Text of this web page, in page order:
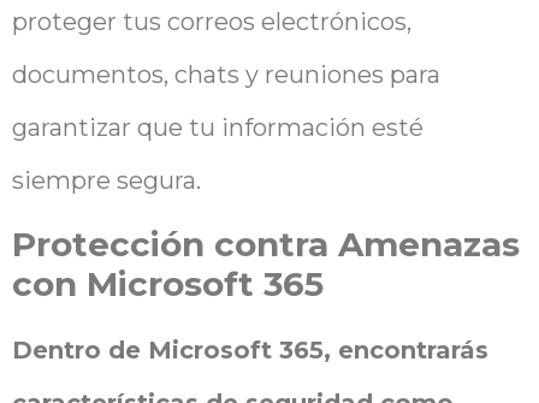
proteger tus correos electrónicos,
documentos, chats y reuniones para
garantizar que tu información esté
siempre segura.
Protección contra Amenazas
con Microsoft 365
Dentro de Microsoft 365, encontrarás